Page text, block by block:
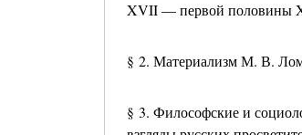
XVII — первой половины
§ 2. Материализм М. В.
§ 3. Философские и